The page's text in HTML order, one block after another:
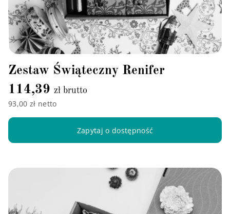
Zestaw Świąteczny Renifer
114,39 zł brutto
93,00 zł netto
Zapytaj o dostępność